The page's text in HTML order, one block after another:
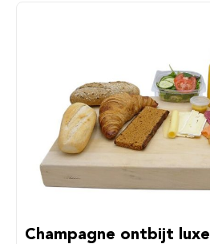
Champagne ontbijt luxe